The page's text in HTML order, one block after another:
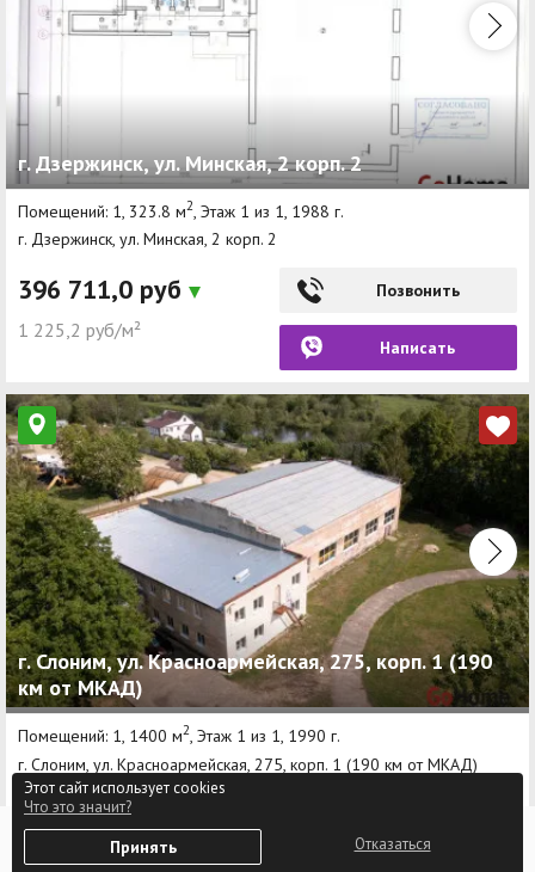
г. Дзержинск, ул. Минская, 2 корп. 2
Помещений: 1, 323.8 м2 , Этаж 1 из 1, 1988 г.
г. Дзержинск, ул. Минская, 2 корп. 2
396 711,0 руб
1 225,2 руб/м²
Позвонить
Написать
г. Слоним, ул. Красноармейская, 275, корп. 1 (190
км от МКАД)
Помещений: 1, 1400 м2, Этаж 1 из 1, 1990 г.
г. Слоним, ул. Красноармейская, 275, корп. 1 (190 км от МКАД)
254 800,0 руб
182,0 руб/м²Избранное Войти
Этот сайт использует cookies
Что это значит?
Принять Отказаться